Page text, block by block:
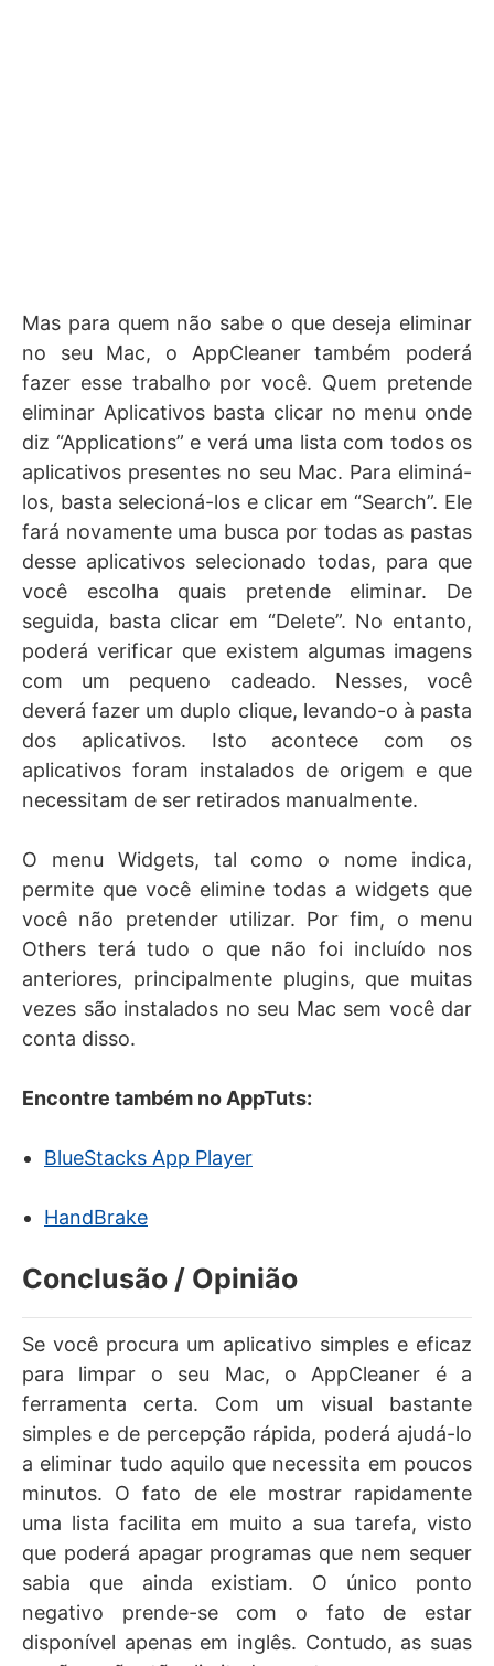
Mas para quem não sabe o que deseja eliminar
no seu Mac, o AppCleaner também poderá
fazer esse trabalho por você. Quem pretende
eliminar Aplicativos basta clicar no menu onde
diz “Applications” e verá uma lista com todos os
aplicativos presentes no seu Mac. Para eliminá-
los, basta selecioná-los e clicar em “Search”. Ele
fará novamente uma busca por todas as pastas
desse aplicativos selecionado todas, para que
você escolha quais pretende eliminar. De
seguida, basta clicar em “Delete”. No entanto,
poderá verificar que existem algumas imagens
com um pequeno cadeado. Nesses, você
deverá fazer um duplo clique, levando-o à pasta
dos aplicativos. Isto acontece com os
aplicativos foram instalados de origem e que
necessitam de ser retirados manualmente.
O menu Widgets, tal como o nome indica,
permite que você elimine todas a widgets que
você não pretender utilizar. Por fim, o menu
Others terá tudo o que não foi incluído nos
anteriores, principalmente plugins, que muitas
vezes são instalados no seu Mac sem você dar
conta disso.
Encontre também no AppTuts:
BlueStacks App Player
HandBrake
Conclusão / Opinião
Se você procura um aplicativo simples e eficaz
para limpar o seu Mac, o AppCleaner é a
ferramenta certa. Com um visual bastante
simples e de percepção rápida, poderá ajudá-lo
a eliminar tudo aquilo que necessita em poucos
minutos. O fato de ele mostrar rapidamente
uma lista facilita em muito a sua tarefa, visto
que poderá apagar programas que nem sequer
sabia que ainda existiam. O único ponto
negativo prende-se com o fato de estar
disponível apenas em inglês. Contudo, as suas